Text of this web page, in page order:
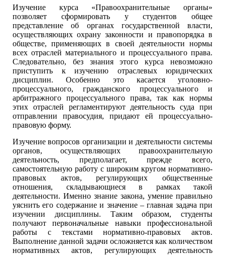
Изучение курса «Правоохранительные органы»
позволяет сформировать у студентов общее
представление об органах государственной власти,
осуществляющих охрану законности и правопорядка в
обществе, применяющих в своей деятельности нормы
всех отраслей материального и процессуального права.
Следовательно, без знания этого курса невозможно
приступить к изучению отраслевых юридических
дисциплин. Особенно это касается уголовно-
процессуального, гражданского процессуального и
арбитражного процессуального права, так как нормы
этих отраслей регламентируют деятельность суда при
отправлении правосудия, придают ей процессуально-
правовую форму.
Изучение вопросов организации и деятельности системы
органов, осуществляющих правоохранительную
деятельность, предполагает, прежде всего,
самостоятельную работу с широким кругом нормативно-
правовых актов, регулирующих общественные
отношения, складывающиеся в рамках такой
деятельности. Именно знание закона, умение правильно
уяснить его содержание и значение – главная задача при
изучении дисциплины. Таким образом, студенты
получают первоначальные навыки профессиональной
работы с текстами нормативно-правовых актов.
Выполнение данной задачи осложняется как количеством
нормативных актов, регулирующих деятельность